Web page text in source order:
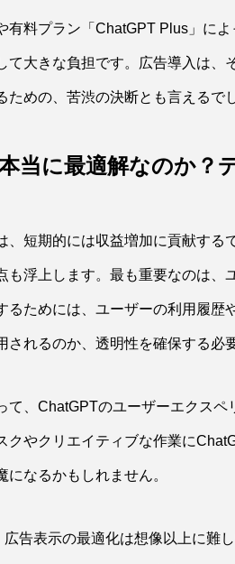
有料プラン「ChatGPT Plus」に
て大きな負担です。広告導入は、
ための、苦渋の決断とも言えるで
当に最適解なのか？
、短期的には収益増加に貢献する
も浮上します。最も重要なのは、
るためには、ユーザーの利用履歴
されるのか、透明性を確保する必
て、ChatGPTのユーザーエクスペ
クやクリエイティブな作業に
になるかもしれません。
告表示の最適化は想像以上に難